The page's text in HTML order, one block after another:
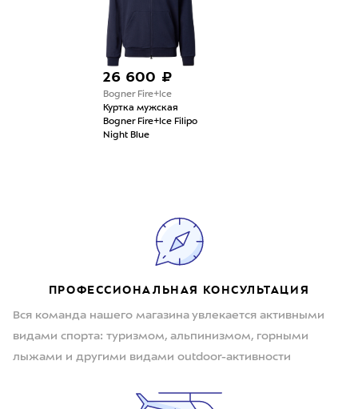
26 600 ₽
Bogner Fire+Ice
Куртка мужская
Bogner Fire+Ice Filipo
Night Blue
ПРОФЕССИОНАЛЬНАЯ КОНСУЛЬТАЦИЯ
Вся команда нашего магазина увлекается активными
видами спорта: туризмом, альпинизмом, горными
лыжами и другими видами outdoor-активности